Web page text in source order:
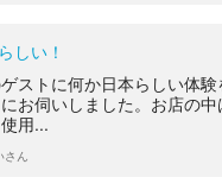
しい！
ストに何か日本らしい体
お伺いしました。お店の中
用...
さん